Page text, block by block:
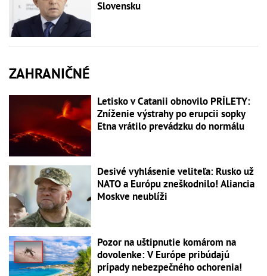
Slovensku
ZAHRANIČNÉ
Letisko v Catanii obnovilo PRÍLETY:
Zníženie výstrahy po erupcii sopky
Etna vrátilo prevádzku do normálu
Desivé vyhlásenie veliteľa: Rusko už
NATO a Európu zneškodnilo! Aliancia
Moskve neublíži
Pozor na uštipnutie komárom na
dovolenke: V Európe pribúdajú
prípady nebezpečného ochorenia!